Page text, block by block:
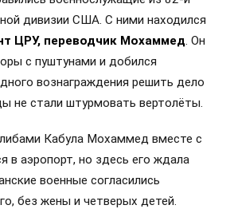
дивизии США. С ними находился
ЦРУ, переводчик Мохаммед. Он
с пуштунами и добился
вознаграждения решить дело
не стали штурмовать вертолёты.
Кабула Мохаммед вместе с
в аэропорт, но здесь его ждала
военные согласились
без жены и четверых детей.